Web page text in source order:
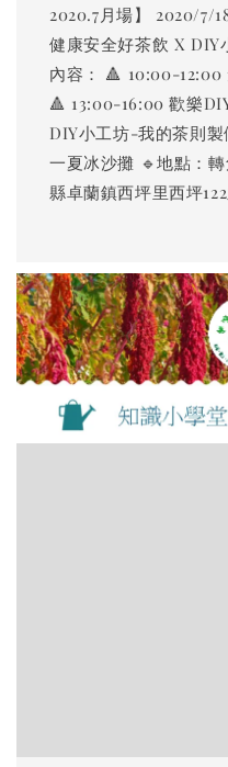
2020.7月場】 2020/7/
健康安全好茶飲 X DIY
內容： 🔺 10:00-12:00
🔺 13:00-16:00 歡樂
DIY小工坊-我的茶則
一夏冰沙攤 🔹地點：
縣卓蘭鎮西坪里西坪